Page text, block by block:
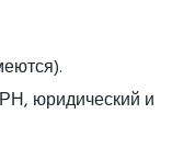
юридический и